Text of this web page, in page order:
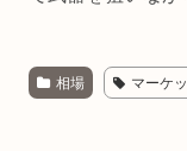
相場 マーケ